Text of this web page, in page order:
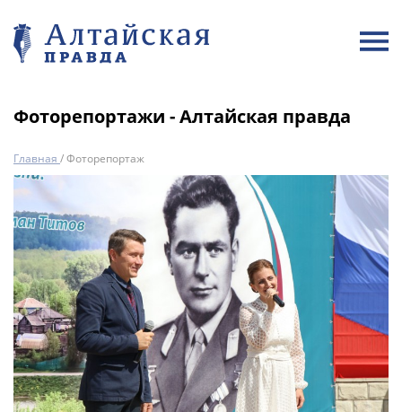
Фоторепортажи - Алтайская правда
Главная /Фоторепортаж